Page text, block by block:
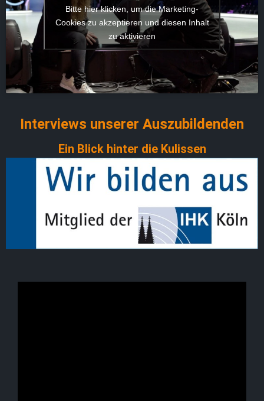
Bitte hier klicken, um die Marketing-
Cookies zu akzeptieren und diesen Inhalt
zu aktivieren
Interviews unserer Auszubildenden
Ein Blick hinter die Kulissen